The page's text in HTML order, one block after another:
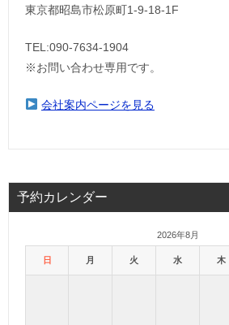
東京都昭島市松原町1-9‐18‐1F
TEL:090-7634-1904
※お問い合わせ専用です。
会社案内ページを見る
予約カレンダー
2026年8月
日 月 火 水 木